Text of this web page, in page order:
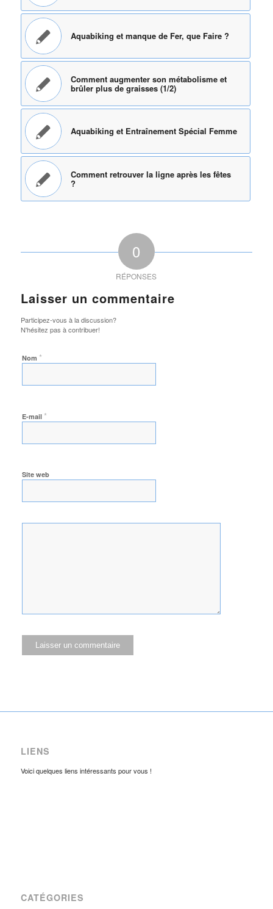
Aquabiking et manque de Fer, que Faire ?
Comment augmenter son métabolisme et
brûler plus de graisses (1/2)
Aquabiking et Entraînement Spécial Femme
Comment retrouver la ligne après les fêtes
?
0
RÉPONSES
Laisser un commentaire
Participez-vous à la discussion?
N'hésitez pas à contribuer!
Nom *
E-mail *
Site web
LIENS
Voici quelques liens intéressants pour vous !
CATÉGORIES